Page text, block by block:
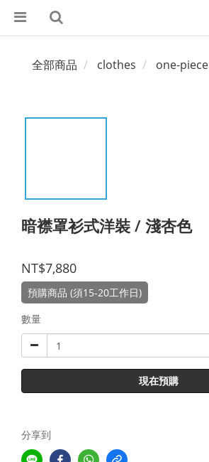
全部商品 clothes one-piece
暗襟罩衫式洋裝 / 淺杏色
NT$7,880
預購商品 (須15-20工作日)
數量
現在預購
分享到